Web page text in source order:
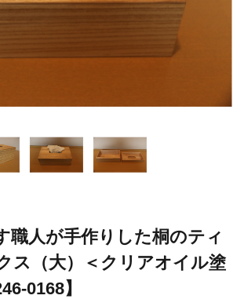
職人が手作りした桐のティ
ス（大）＜クリアオイル塗
0168】